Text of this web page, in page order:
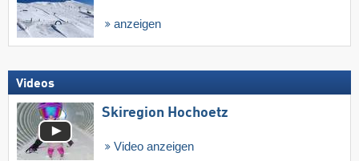
anzeigen
Videos
Skiregion Hochoetz
Video anzeigen